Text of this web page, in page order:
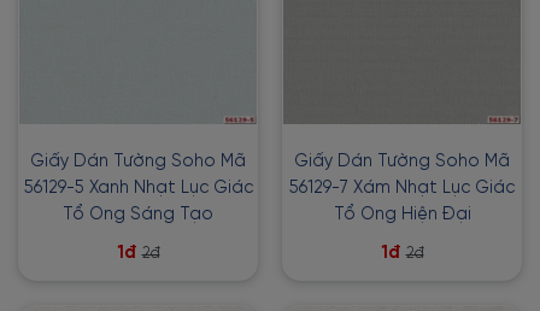
Giấy Dán Tường Soho Mã
56129-5 Xanh Nhạt Lục Giác
Tổ Ong Sáng Tạo
1đ 2đ
Giấy Dán Tường Soho Mã
56129-7 Xám Nhạt Lục Giác
Tổ Ong Hiện Đại
1đ 2đ